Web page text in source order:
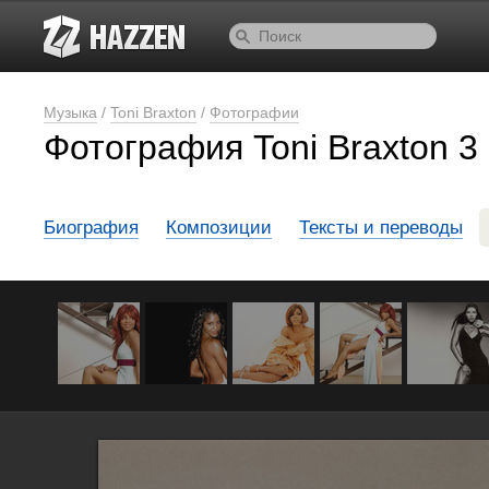
Музыка / Toni Braxton / Фотографии
Фотография Toni Braxton 3
Биография Композиции Тексты и переводы